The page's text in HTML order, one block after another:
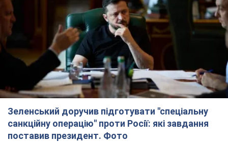
Зеленський доручив підготувати "спеціальну
санкційну операцію" проти Росії: які завдання
поставив президент. Фото